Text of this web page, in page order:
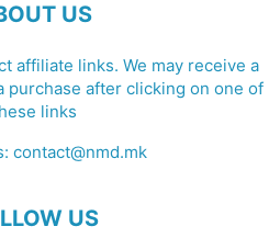
US
affiliate links. We may receive a
purchase after clicking on one of
links
contact@nmd.mk
US